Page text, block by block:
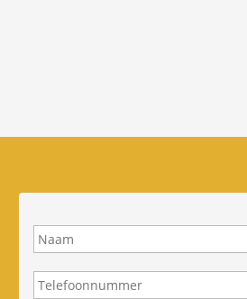
N
a
a
m
T
e